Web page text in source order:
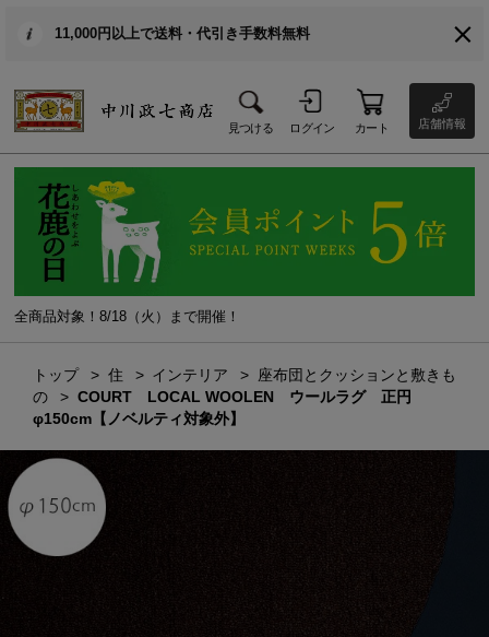
11,000円以上で送料・代引き手数料無料
見つける ログイン カート 店舗情報
全商品対象！8/18（火）まで開催！
トップ 住 インテリア
座布団とクッションと敷きも
の
COURT LOCAL WOOLEN ウールラグ 正円
φ150cm【ノベルティ対象外】